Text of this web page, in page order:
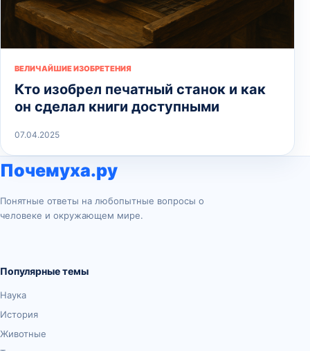
ВЕЛИЧАЙШИЕ ИЗОБРЕТЕНИЯ
Кто изобрел печатный станок и как
он сделал книги доступными
07.04.2025
Почемуха.ру
Понятные ответы на любопытные вопросы о
человеке и окружающем мире.
Популярные темы
Наука
История
Животные